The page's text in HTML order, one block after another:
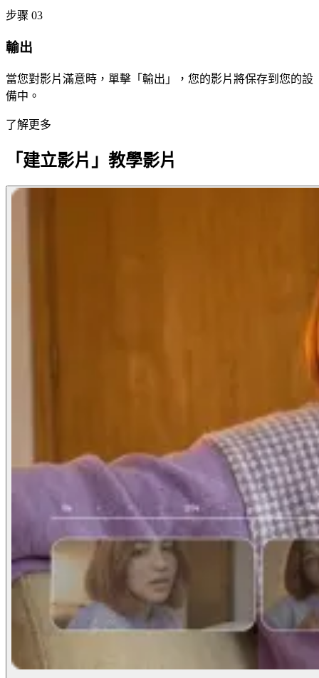
步骤 03
輸出
當您對影片滿意時，單擊「輸出」，您的影片將保存到您的設
備中。
了解更多
「建立影片」教學影片